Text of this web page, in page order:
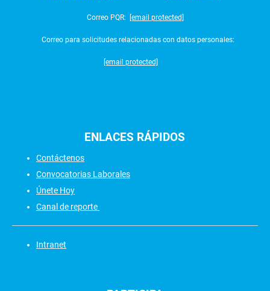
Correo PQR: [email protected]
Correo para solicitudes relacionadas con datos personales:
[email protected]
ENLACES RÁPIDOS
Contáctenos
Convocatorias Laborales
Únete Hoy
Canal de reporte
Intranet